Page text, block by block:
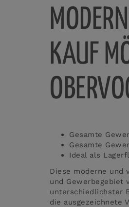
KAUF
Gesamte
Gesamte
Ideal als
Diese moderne
und Gewerbegebiet
unterschiedlichster
die ausgezeichnete